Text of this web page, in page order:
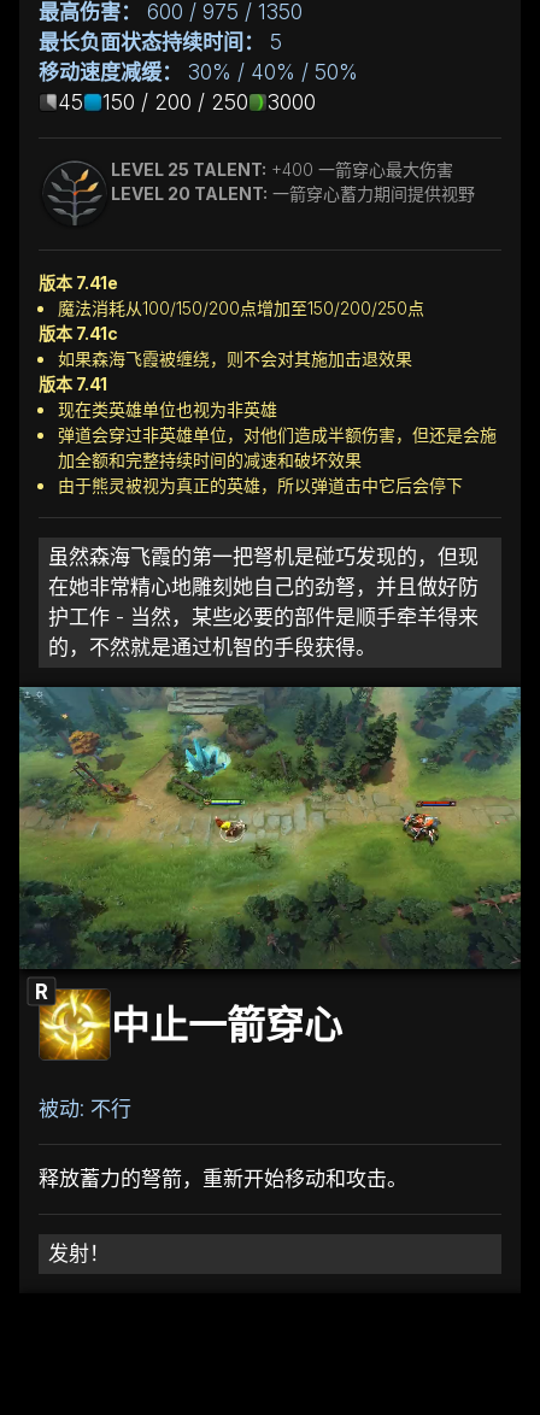
最高伤害：
600 / 975 / 1350
最长负面状态持续时间：
5
移动速度减缓：
30% / 40% / 50%
45
150 / 200 / 250 3000
LEVEL 25 TALENT: +400 一箭穿心最大伤害
LEVEL 20 TALENT: 一箭穿心蓄力期间提供视野
版本 7.41e
魔法消耗从100/150/200点增加至150/200/250点
版本 7.41c
如果森海飞霞被缠绕，则不会对其施加击退效果
版本 7.41
现在类英雄单位也视为非英雄
弹道会穿过非英雄单位，对他们造成半额伤害，但还是会施
加全额和完整持续时间的减速和破坏效果
由于熊灵被视为真正的英雄，所以弹道击中它后会停下
虽然森海飞霞的第一把弩机是碰巧发现的，但现
在她非常精心地雕刻她自己的劲弩，并且做好防
护工作 - 当然，某些必要的部件是顺手牵羊得来
的，不然就是通过机智的手段获得。
R
中止一箭穿心
被动: 不行
释放蓄力的弩箭，重新开始移动和攻击。
发射！